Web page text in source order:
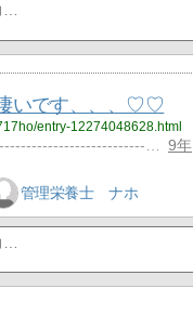
いです、、、♡♡
entry-12274048628.html
…
9年
管理栄養士 ナホ